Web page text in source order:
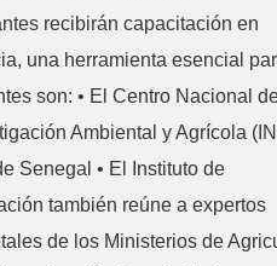
recibirán capacitación en
una herramienta esencial
son: • El Centro Nacional
Ambiental y Agrícola
Senegal • El Instituto de
también reúne a expertos
de los Ministerios de